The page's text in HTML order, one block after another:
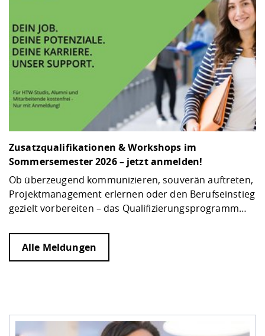
Zusatzqualifikationen & Workshops im
Sommersemester 2026 – jetzt anmelden!
Ob überzeugend kommunizieren, souverän auftreten,
Projektmanagement erlernen oder den Berufseinstieg
gezielt vorbereiten – das Qualifizierungsprogramm…
Alle Meldungen